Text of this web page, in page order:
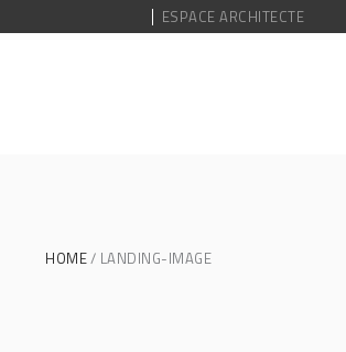
ESPACE ARCHITECTE
HOME LANDING-IMAGE